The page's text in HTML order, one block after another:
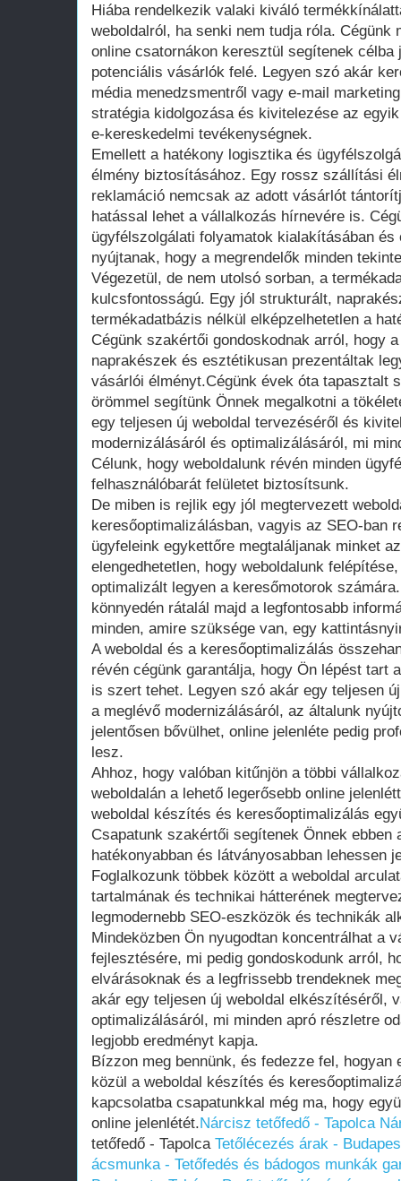
Hiába rendelkezik valaki kiváló
weboldalról, ha senki nem tudja róla. Cégünk
online csatornákon keresztül segítenek
potenciális vásárlók felé. Legyen szó akár
média menedzsmentről vagy e-mail
stratégia kidolgozása és kivitelezése az
e-kereskedelmi tevékenységnek.
Emellett a hatékony logisztika és
élmény biztosításához. Egy rossz szállítási
reklamáció nemcsak az adott vásárlót
hatással lehet a vállalkozás hírnevére is.
ügyfélszolgálati folyamatok kialakításában
nyújtanak, hogy a megrendelők minden
Végezetül, de nem utolsó sorban, a
kulcsfontosságú. Egy jól strukturált,
termékadatbázis nélkül elképzelhetetlen a
Cégünk szakértői gondoskodnak arról, hogy
naprakészek és esztétikusan prezentáltak
vásárlói élményt.Cégünk évek óta tapasztalt
örömmel segítünk Önnek megalkotni a
egy teljesen új weboldal tervezéséről és
modernizálásáról és optimalizálásáról, mi
Célunk, hogy weboldalunk révén minden
felhasználóbarát felületet biztosítsunk.
De miben is rejlik egy jól megtervezett
keresőoptimalizálásban, vagyis az SEO-ban
ügyfeleink egykettőre megtaláljanak minket
elengedhetetlen, hogy weboldalunk
optimalizált legyen a keresőmotorok
könnyedén rátalál majd a legfontosabb
minden, amire szüksége van, egy
A weboldal és a keresőoptimalizálás
révén cégünk garantálja, hogy Ön lépést tart
is szert tehet. Legyen szó akár egy teljesen
a meglévő modernizálásáról, az általunk
jelentősen bővülhet, online jelenléte pedig
lesz.
Ahhoz, hogy valóban kitűnjön a többi
weboldalán a lehető legerősebb online
weboldal készítés és keresőoptimalizálás
Csapatunk szakértői segítenek Önnek ebben
hatékonyabban és látványosabban lehessen
Foglalkozunk többek között a weboldal
tartalmának és technikai hátterének
legmodernebb SEO-eszközök és technikák
Mindeközben Ön nyugodtan koncentrálhat a
fejlesztésére, mi pedig gondoskodunk arról,
elvárásoknak és a legfrissebb trendeknek
akár egy teljesen új weboldal elkészítéséről,
optimalizálásáról, mi minden apró részletre
legjobb eredményt kapja.
Bízzon meg bennünk, és fedezze fel, hogyan
közül a weboldal készítés és
kapcsolatba csapatunkkal még ma, hogy
online jelenlétét.Nárcisz tetőfedő - Tapolca
tetőfedő - Tapolca Tetőlécezés árak -
ácsmunka - Tetőfedés és bádogos munkák